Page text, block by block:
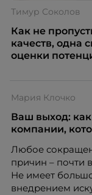
Тимур Соколов
Как не
качеств, одна
оценки
Мария Клочко
Ваш выход:
компании,
Любое
причин – почти
Не имеет
внедрением